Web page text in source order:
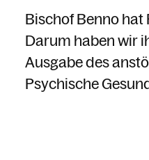
Bischof Benno
Darum haben wir
Ausgabe des
Psychische